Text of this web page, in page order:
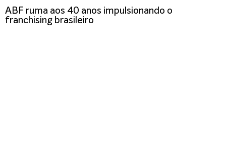
ABF ruma aos 40 anos impulsionando o
franchising brasileiro